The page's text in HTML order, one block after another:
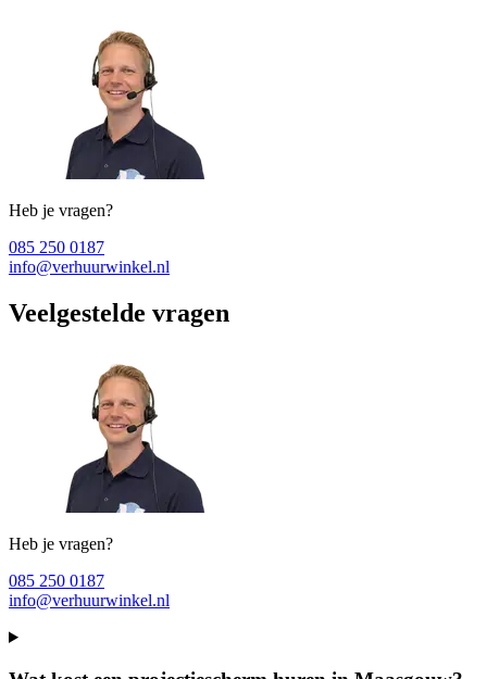
Heb je vragen?
085 250 0187
info@verhuurwinkel.nl
Veelgestelde vragen
Heb je vragen?
085 250 0187
info@verhuurwinkel.nl